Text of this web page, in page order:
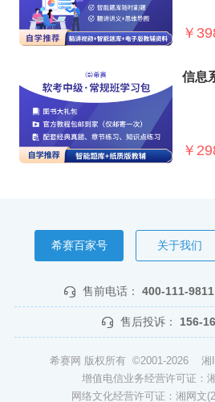
￥
信息
￥
希赛百家号 关于我们
售前电话： 400-111-9811
售后投诉： 156-
希赛网 版权所有 ©2001-2026 湘
增值电信业务经营许可证：
网络文化经营许可证：湘网文